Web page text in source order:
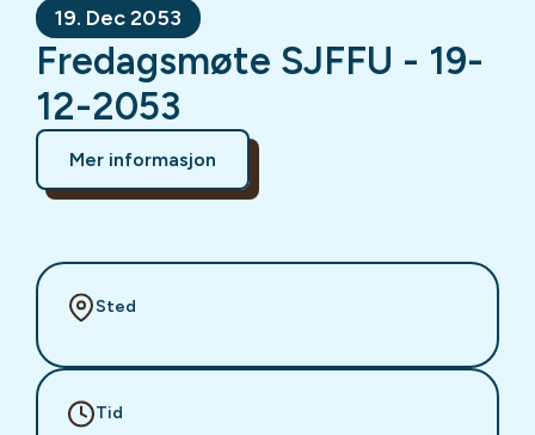
19. Dec 2053
Fredagsmøte SJFFU - 19-
12-2053
Mer informasjon
Sted
Tid